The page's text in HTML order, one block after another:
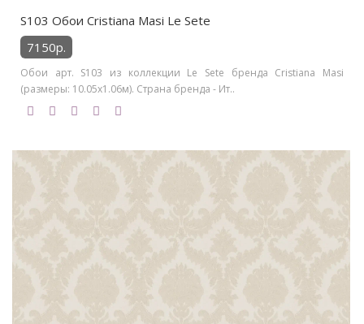
S103 Обои Cristiana Masi Le Sete
7150р.
Обои арт. S103 из коллекции Le Sete бренда Cristiana Masi
(размеры: 10.05х1.06м). Страна бренда - Ит..